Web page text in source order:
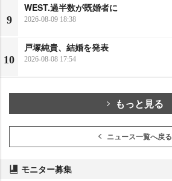
9
WEST.過半数が既婚者に
2026-08-09 18:38
10
戸塚純貴、結婚を発表
2026-08-08 17:54
もっと見る
ニュース一覧へ戻る
モニター募集